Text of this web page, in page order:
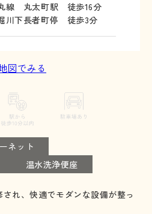
線 丸太町駅 徒歩16分
川下長者町停 徒歩3分
図でみる
ネット
温水洗浄便座
され、快適でモダンな設備が整っ